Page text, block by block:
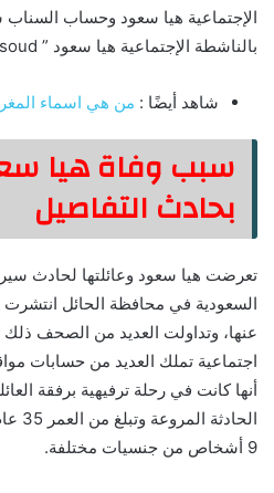
الإجتماعية هيا سعود وحساب
بالناشطة الإجتماعية هيا سعود ” Haya – soud “.
شاهد أيضًا : من هي اسماء
سبب وفاة هيا
بحادث التفاصيل
تعرضت هيا سعود وعائلتها لحادث
السعودية في محافظة الحائل انتشرت
عنها، وتداولت العديد من الصحف ذلك
اجتماعية تملك العديد من حسابات
أنها كانت في رحلة ترفيهية برفقة
9 أشخاص من جنسيات مختلفة.